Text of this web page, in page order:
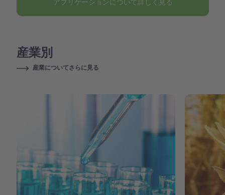
産業別
産業についてさらに見る